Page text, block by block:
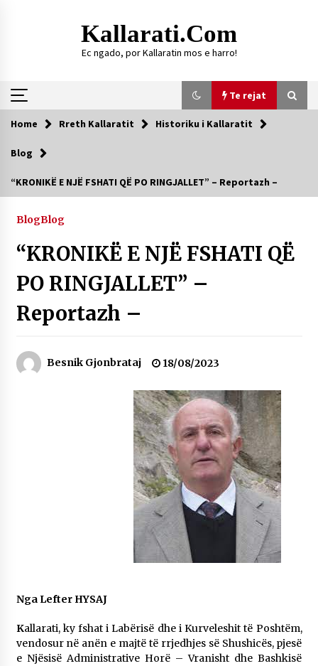
Kallarati.com
Ec ngado, por Kallaratin mos e harro!
Te rejat
Te rejat
HISTORIKU I KALLARATIT
DY MJEKË TË SUKSESSHËM TË FAMILJES
09/08/2026
DURRËS: ZGJEDHJE TË REJA TË DEGËS SË
SHOQATËS “KALLARATI”
16/07/2026
NË KALLARAT, NË “FSHATIN E DJEGUR” U
ZHVILLUA EDICIONI I TRETË I PIKNIKU
17/10/2025
Gazeta Kallarati nr. 115
14/10/2025
Home Rreth Kallaratit Historiku i Kallaratit
Blog
“KRONIKË E NJË FSHATI QË PO RINGJALLET” – Reportazh –
BlogBlog
“KRONIKË E NJË FSHATI QË
PO RINGJALLET” –
Reportazh –
Besnik Gjonbrataj 18/08/2023
Nga Lefter HYSAJ
Kallarati, ky fshat i Labërisë dhe i Kurveleshit të Poshtëm,
vendosur në anën e majtë të rrjedhjes së Shushicës, pjesë
e Njësisë Administrative Horë – Vranisht dhe Bashkisë